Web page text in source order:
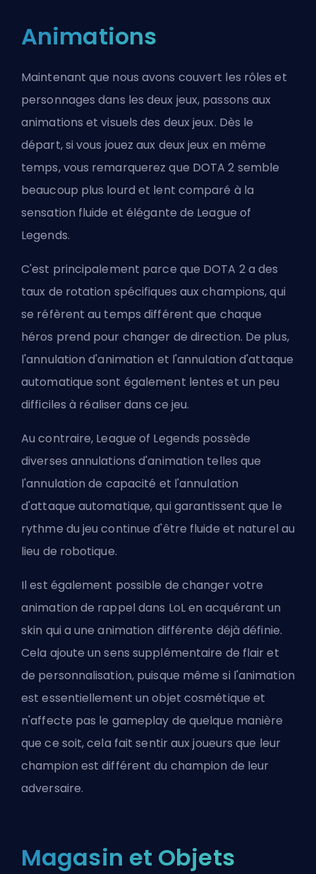
Animations
Maintenant que nous avons couvert les rôles et
personnages dans les deux jeux, passons aux
animations et visuels des deux jeux. Dès le
départ, si vous jouez aux deux jeux en même
temps, vous remarquerez que DOTA 2 semble
beaucoup plus lourd et lent comparé à la
sensation fluide et élégante de League of
Legends.
C'est principalement parce que DOTA 2 a des
taux de rotation spécifiques aux champions, qui
se réfèrent au temps différent que chaque
héros prend pour changer de direction. De plus,
l'annulation d'animation et l'annulation d'attaque
automatique sont également lentes et un peu
difficiles à réaliser dans ce jeu.
Au contraire, League of Legends possède
diverses annulations d'animation telles que
l'annulation de capacité et l'annulation
d'attaque automatique, qui garantissent que le
rythme du jeu continue d'être fluide et naturel au
lieu de robotique.
Il est également possible de changer votre
animation de rappel dans LoL en acquérant un
skin qui a une animation différente déjà définie.
Cela ajoute un sens supplémentaire de flair et
de personnalisation, puisque même si l'animation
est essentiellement un objet cosmétique et
n'affecte pas le gameplay de quelque manière
que ce soit, cela fait sentir aux joueurs que leur
champion est différent du champion de leur
adversaire.
Magasin et Objets